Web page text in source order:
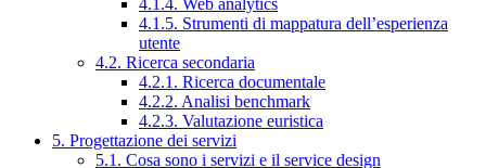
4.1.4. Web analytics
4.1.5. Strumenti di mappatura dell’esperienza
utente
4.2. Ricerca secondaria
4.2.1. Ricerca documentale
4.2.2. Analisi benchmark
4.2.3. Valutazione euristica
5. Progettazione dei servizi
5.1. Cosa sono i servizi e il service design